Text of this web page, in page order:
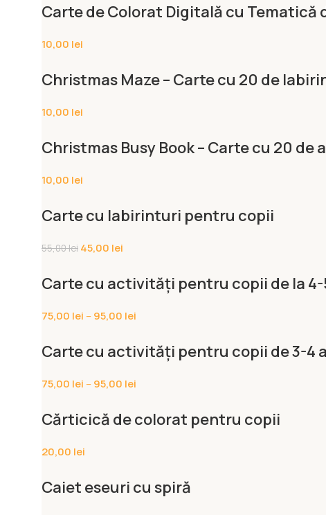
Carte de Colorat Digitală cu
10,00 lei
Christmas Maze – Carte cu 20 de
10,00 lei
Christmas Busy Book – Carte cu 20
10,00 lei
Carte cu labirinturi pentru copii
55,00lei 45,00 lei
Carte cu activități pentru copii de la 4-
75,00 lei –95,00 lei
Carte cu activități pentru copii de 3-4
75,00 lei –95,00 lei
Cărticică de colorat pentru copii
20,00 lei
Caiet eseuri cu spiră